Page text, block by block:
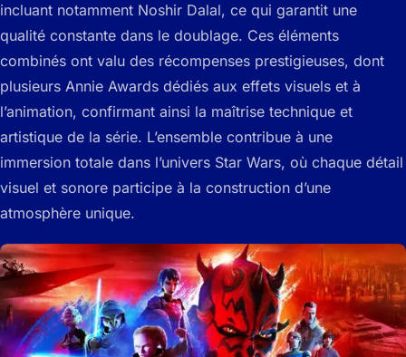
incluant notamment Noshir Dalal, ce qui garantit une
qualité constante dans le doublage. Ces éléments
combinés ont valu des récompenses prestigieuses, dont
plusieurs Annie Awards dédiés aux effets visuels et à
l’animation, confirmant ainsi la maîtrise technique et
artistique de la série. L’ensemble contribue à une
immersion totale dans l’univers Star Wars, où chaque détail
visuel et sonore participe à la construction d’une
atmosphère unique.